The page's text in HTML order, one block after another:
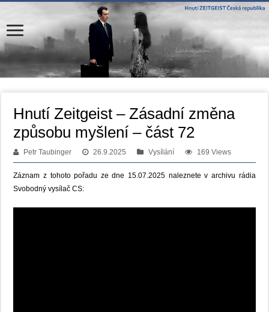
Hnutí Zeitgeist – Zásadní změna
způsobu myšlení – část 72
Petr Taubinger 26.9.2025 Vysílání 169 Views
Záznam z tohoto pořadu ze dne 15.07.2025 naleznete v archivu rádia
Svobodný vysílač CS: